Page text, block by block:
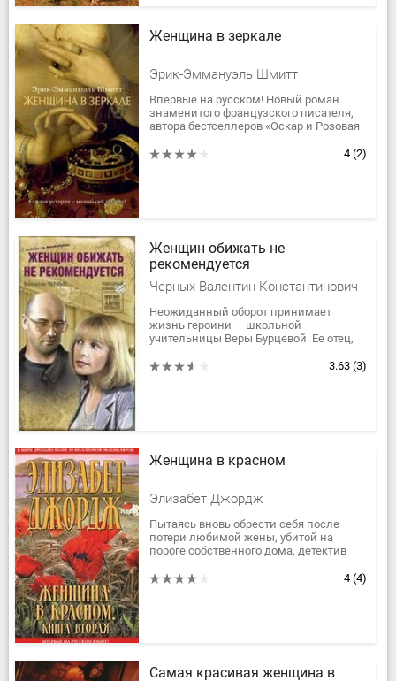
Женщина в зеркале
Эрик-Эммануэль Шмитт
Впервые на русском! Новый роман
знаменитого французского писателя,
автора бестселлеров «Оскар и Розовая
Корана», «Дети Ноя», «Мечтательница...
4 (2)
Женщин обижать не
рекомендуется
Черных Валентин Константинович
Неожиданный оборот принимает
жизнь героини — школьной
учительницы Веры Бурцевой. Ее отец,
в аварию, и... управление его
3.63 (3)
Женщина в красном
Элизабет Джордж
Пытаясь вновь обрести себя после
потери любимой жены, убитой на
пороге собственного дома, детектив
путешествие по побережью
4 (4)
Самая красивая женщина в